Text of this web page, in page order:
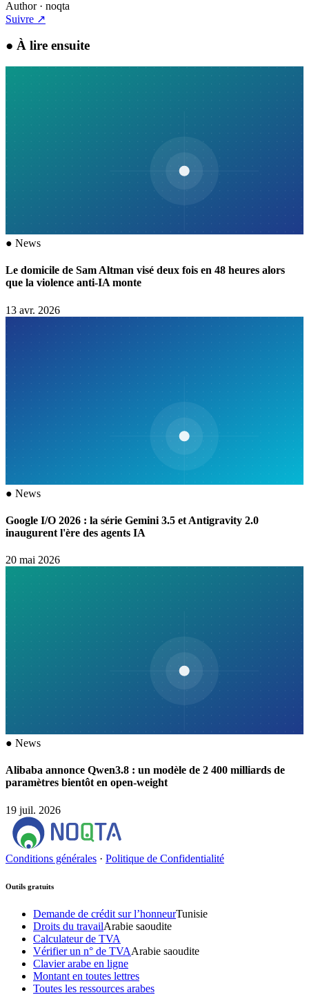
Author· noqta
Suivre ↗
● À lire ensuite
● News
Le domicile de Sam Altman visé deux fois en 48 heures alors
que la violence anti-IA monte
13 avr. 2026
● News
Google I/O 2026 : la série Gemini 3.5 et Antigravity 2.0
inaugurent l'ère des agents IA
20 mai 2026
● News
Alibaba annonce Qwen3.8 : un modèle de 2 400 milliards de
paramètres bientôt en open-weight
19 juil. 2026
Conditions générales · Politique de Confidentialité
Outils gratuits
Demande de crédit sur l’honneurTunisie
Droits du travailArabie saoudite
Calculateur de TVA
Vérifier un n° de TVAArabie saoudite
Clavier arabe en ligne
Montant en toutes lettres
Toutes les ressources arabes